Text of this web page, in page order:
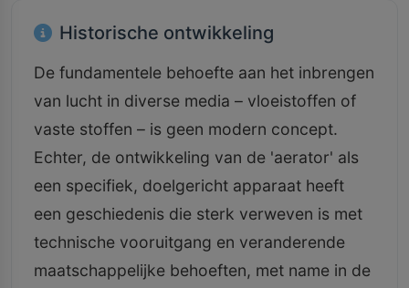
Historische ontwikkeling
De fundamentele behoefte aan het inbrengen
van lucht in diverse media – vloeistoffen of
vaste stoffen – is geen modern concept.
Echter, de ontwikkeling van de 'aerator' als
een specifiek, doelgericht apparaat heeft
een geschiedenis die sterk verweven is met
technische vooruitgang en veranderende
maatschappelijke behoeften, met name in de